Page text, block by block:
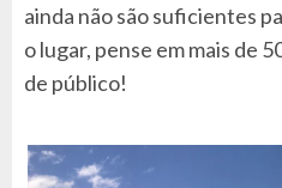
ainda não são suficientes
o lugar, pense em mais de
de público!